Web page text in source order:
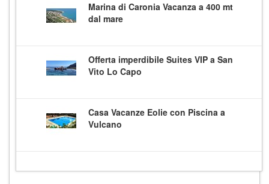
Marina di Caronia Vacanza a 400 mt
dal mare
Offerta imperdibile Suites VIP a San
Vito Lo Capo
Casa Vacanze Eolie con Piscina a
Vulcano